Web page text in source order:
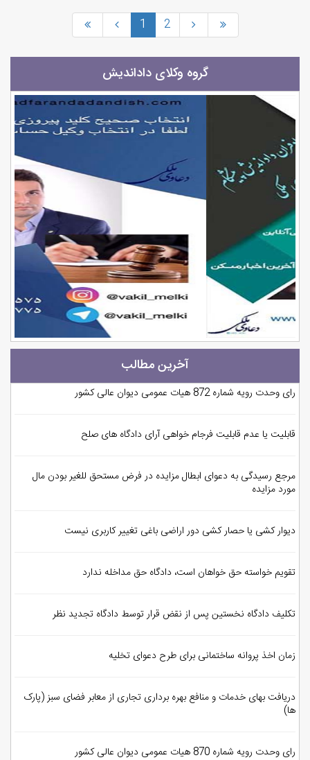
1 2
گروه وکلای داداندیش
آخرین مطالب
رای وحدت رویه شماره 872 هیات عمومی دیوان عالی کشور
قابلیت یا عدم قابلیت فرجام خواهی آرای دادگاه های صلح
مرجع رسیدگی به دعوای ابطال مزایده در فرض مستحق للغیر بودن مال
مورد مزایده
دیوار کشی یا حصار کشی دور اراضی باغی تغییر کاربری نیست
تقویم خواسته حق خواهان است، دادگاه حق مداخله ندارد
تکلیف دادگاه نخستین پس از نقض قرار توسط دادگاه تجدید نظر
زمان اخذ پروانه ساختمانی برای طرح دعوای تخلیه
دریافت بهای خدمات و منافع بهره برداری تجاری از معابر فضای سبز (پارک
ها)
رای وحدت رویه شماره 870 هیات عمومی دیوان عالی کشور